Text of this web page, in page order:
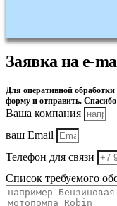
Заявка на e-
Для оперативной
форму и отправить.
Ваша компания
ваш Email
Телефон для связи
Список требуемого